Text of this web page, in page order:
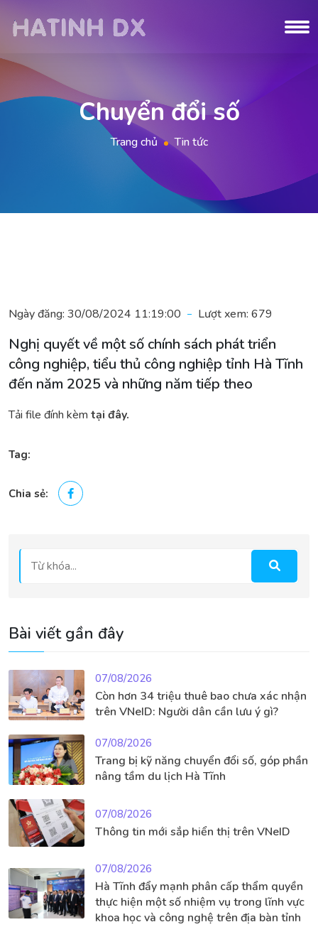
Chuyển đổi số
Trang chủ Tin tức
Ngày đăng: 30/08/2024 11:19:00 Lượt xem: 679
Nghị quyết về một số chính sách phát triển
công nghiệp, tiểu thủ công nghiệp tỉnh Hà Tĩnh
đến năm 2025 và những năm tiếp theo
Tải file đính kèm tại đây.
Tag:
Chia sẻ:
Bài viết gần đây
07/08/2026
Còn hơn 34 triệu thuê bao chưa xác nhận
trên VNeID: Người dân cần lưu ý gì?
07/08/2026
Trang bị kỹ năng chuyển đổi số, góp phần
nâng tầm du lịch Hà Tĩnh
07/08/2026
Thông tin mới sắp hiển thị trên VNeID
07/08/2026
Hà Tĩnh đẩy mạnh phân cấp thẩm quyền
thực hiện một số nhiệm vụ trong lĩnh vực
khoa học và công nghệ trên địa bàn tỉnh